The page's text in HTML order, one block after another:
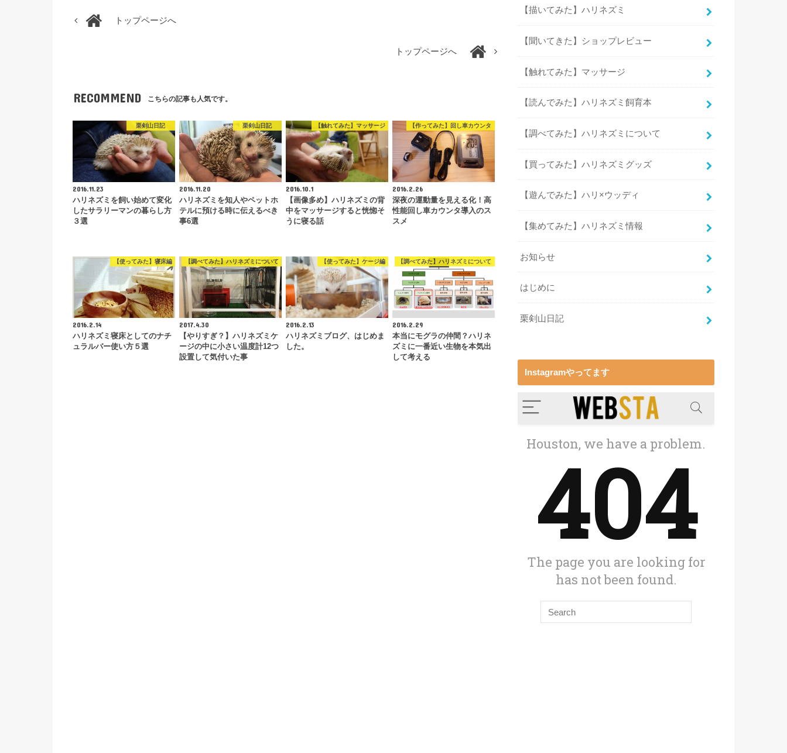
トップページへ
トップページへ
RECOMMEND こちらの記事も人気です。
栗剣山日記
2016.11.23
ハリネズミを飼い始めて変化
したサラリーマンの暮らし方
３選
栗剣山日記
2016.11.20
ハリネズミを知人やペットホ
テルに預ける時に伝えるべき
事6選
【触れてみた】マッサージ
2016.10.1
【画像多め】ハリネズミの背
中をマッサージすると恍惚そ
うに寝る話
【作ってみた】回し車カウンタ
2016.2.26
深夜の運動量を見える化！高
性能回し車カウンタ導入のス
スメ
【使ってみた】寝床編
2016.2.14
ハリネズミ寝床としてのナチ
ュラルバー使い方５選
【調べてみた】ハリネズミについて
2017.4.30
【やりすぎ？】ハリネズミケ
ージの中に小さい温度計12つ
設置して気付いた事
【使ってみた】ケージ編
2016.2.13
ハリネズミブログ、はじめま
した。
【調べてみた】ハリネズミについて
2016.2.29
本当にモグラの仲間？ハリネ
ズミに一番近い生物を本気出
して考える
【描いてみた】ハリネズミ
【聞いてきた】ショップレビュー
【触れてみた】マッサージ
【読んでみた】ハリネズミ飼育本
【調べてみた】ハリネズミについて
【買ってみた】ハリネズミグッズ
【遊んでみた】ハリ×ウッディ
【集めてみた】ハリネズミ情報
お知らせ
はじめに
栗剣山日記
Instagramやってます